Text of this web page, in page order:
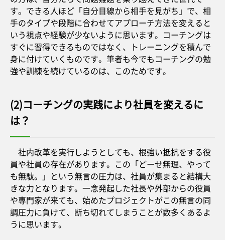
す。できる人ほど「自分目線から相手を見がち」で、相
手のタイプや段階に合わせてアプローチ方法を変えると
いう視点や経験が少ないように思います。コーチングは
すぐに習得できるものではなく、トレーニングを積んで
身に付けていくものです。筆者も今でもコーチングの勉
強や訓練を続けているのは、このためです。
(2)コーチングの実践により社員を変えるに
は？
社内改革を実行しようとしても、根強い抵抗をする役
員や社員の存在があります。この「どーせ無理、やって
も無駄。」という無言の圧力は、社員が集まると結構大
きな力となります。一念発起した社長や外部からの役員
や専門家が来ても、始めたプロジェクトがこの無言の同
調圧力に負けて、断ち切れてしまうことが数多くあるよ
うに思います。